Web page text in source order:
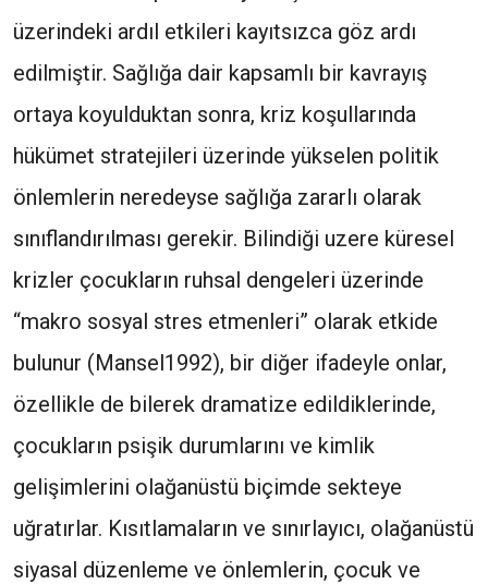
üzerindeki ardıl etkileri kayıtsızca göz ardı
edilmiştir. Sağlığa dair kapsamlı bir kavrayış
ortaya koyulduktan sonra, kriz koşullarında
hükümet stratejileri üzerinde yükselen politik
önlemlerin neredeyse sağlığa zararlı olarak
sınıflandırılması gerekir. Bilindiği uzere küresel
krizler çocukların ruhsal dengeleri üzerinde
“makro sosyal stres etmenleri” olarak etkide
bulunur (Mansel1992), bir diğer ifadeyle onlar,
özellikle de bilerek dramatize edildiklerinde,
çocukların psişik durumlarını ve kimlik
gelişimlerini olağanüstü biçimde sekteye
uğratırlar. Kısıtlamaların ve sınırlayıcı, olağanüstü
siyasal düzenleme ve önlemlerin, çocuk ve